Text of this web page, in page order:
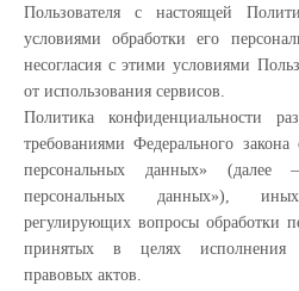
Пользователя с настоящей
условиями обработки его
несогласия с этими условиями
от использования сервисов.
Политика конфиденциальности
требованиями Федерального
персональных данных»
персональных данных»),
регулирующих вопросы обработки
принятых в целях исполнения
правовых актов.